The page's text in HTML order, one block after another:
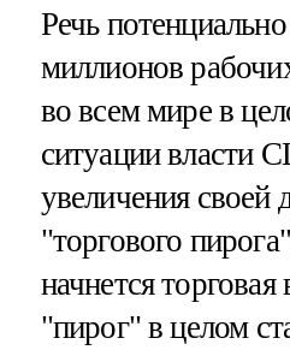
Речь
миллионов
во всем мире в
ситуации власти
увеличения своей
"торгового
начнется торговая
"пирог" в целом